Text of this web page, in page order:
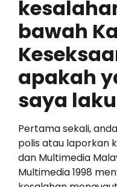
bawah
apakah
saya
Pertama sekali,
polis atau laporkan
dan Multimedia
Multimedia 1998